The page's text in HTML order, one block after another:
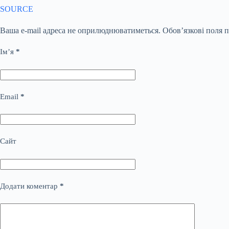
SOURCE
Ваша e-mail адреса не оприлюднюватиметься. Обов’язкові поля
Ім’я *
Email *
Сайт
Додати коментар *